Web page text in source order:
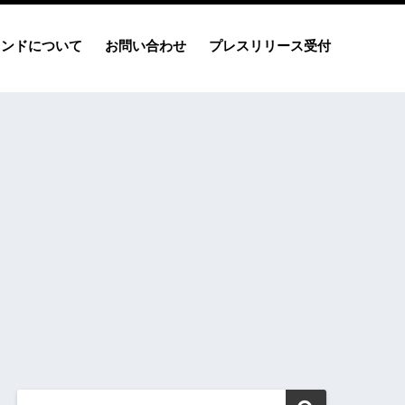
ドについて お問い合わせ プレスリリース受付